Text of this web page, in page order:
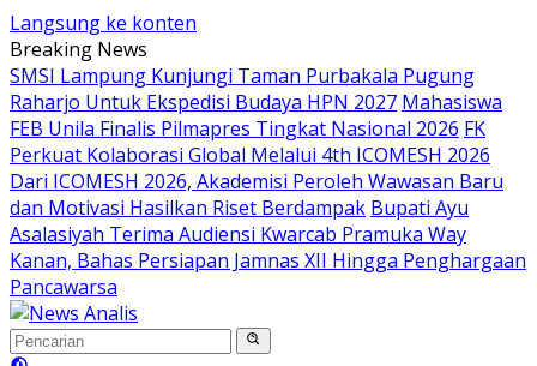
Langsung ke konten
Breaking News
SMSI Lampung Kunjungi Taman Purbakala Pugung
Raharjo Untuk Ekspedisi Budaya HPN 2027 Mahasiswa
FEB Unila Finalis Pilmapres Tingkat Nasional 2026 FK
Perkuat Kolaborasi Global Melalui 4th ICOMESH 2026
Dari ICOMESH 2026, Akademisi Peroleh Wawasan Baru
dan Motivasi Hasilkan Riset Berdampak Bupati Ayu
Asalasiyah Terima Audiensi Kwarcab Pramuka Way
Kanan, Bahas Persiapan Jamnas XII Hingga Penghargaan
Pancawarsa